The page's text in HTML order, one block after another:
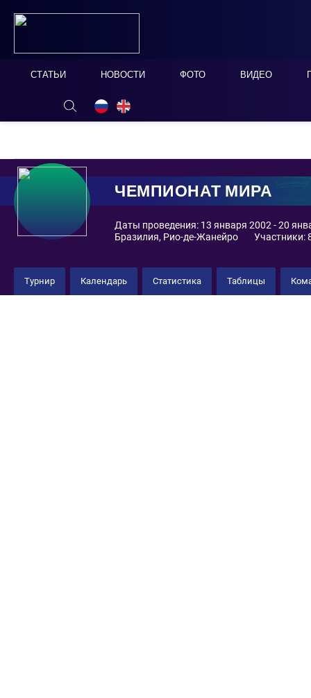
СТАТЬИ НОВОСТИ ФОТО ВИДЕО
ОНЛАЙН ТАБЛО СКРЫТЬ
ЧЕМПИОНАТ МИРА
Даты проведения: 13 января 2002 - 20
Бразилия, Рио-де-Жанейро
Участники:
Турнир Календарь Статистика Таблицы